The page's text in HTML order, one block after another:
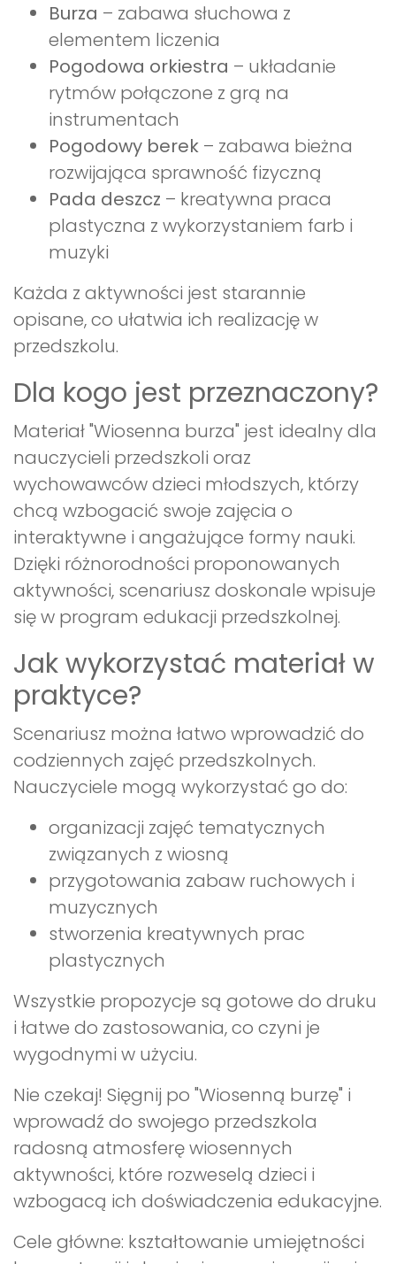
Burza – zabawa słuchowa z
elementem liczenia
Pogodowa orkiestra – układanie
rytmów połączone z grą na
instrumentach
Pogodowy berek – zabawa bieżna
rozwijająca sprawność fizyczną
Pada deszcz – kreatywna praca
plastyczna z wykorzystaniem farb i
muzyki
Każda z aktywności jest starannie
opisane, co ułatwia ich realizację w
przedszkolu.
Dla kogo jest przeznaczony?
Materiał "Wiosenna burza" jest idealny dla
nauczycieli przedszkoli oraz
wychowawców dzieci młodszych, którzy
chcą wzbogacić swoje zajęcia o
interaktywne i angażujące formy nauki.
Dzięki różnorodności proponowanych
aktywności, scenariusz doskonale wpisuje
się w program edukacji przedszkolnej.
Jak wykorzystać materiał w
praktyce?
Scenariusz można łatwo wprowadzić do
codziennych zajęć przedszkolnych.
Nauczyciele mogą wykorzystać go do:
organizacji zajęć tematycznych
związanych z wiosną
przygotowania zabaw ruchowych i
muzycznych
stworzenia kreatywnych prac
plastycznych
Wszystkie propozycje są gotowe do druku
i łatwe do zastosowania, co czyni je
wygodnymi w użyciu.
Nie czekaj! Sięgnij po "Wiosenną burzę" i
wprowadź do swojego przedszkola
radosną atmosferę wiosennych
aktywności, które rozweselą dzieci i
wzbogacą ich doświadczenia edukacyjne.
Cele główne: kształtowanie umiejętności